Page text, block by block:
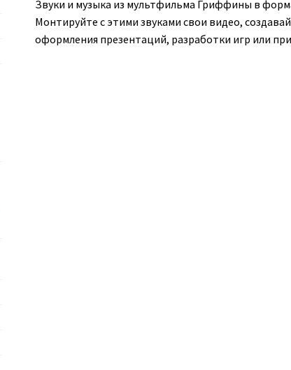
Звуки и музыка из мультфильма Гриффины в
Монтируйте с этими звуками свои видео,
оформления презентаций, разработки игр или